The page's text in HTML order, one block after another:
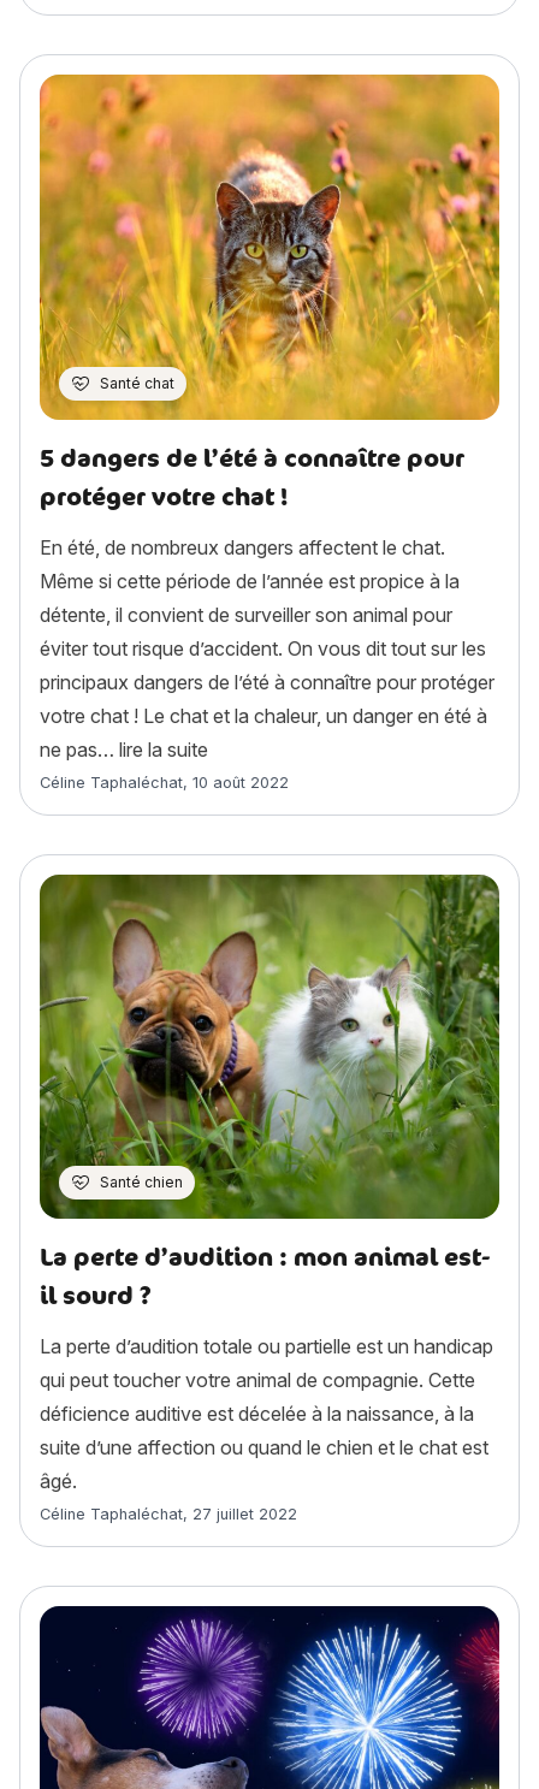
Santé chat
5 dangers de l’été à connaître pour
protéger votre chat !
En été, de nombreux dangers affectent le chat.
Même si cette période de l’année est propice à la
détente, il convient de surveiller son animal pour
éviter tout risque d’accident. On vous dit tout sur les
principaux dangers de l’été à connaître pour protéger
votre chat ! Le chat et la chaleur, un danger en été à
ne pas… lire la suite
Article rédigé par
Céline Taphaléchat, 10 août 2022
Santé chien
La perte d’audition : mon animal est-
il sourd ?
La perte d’audition totale ou partielle est un handicap
qui peut toucher votre animal de compagnie. Cette
déficience auditive est décelée à la naissance, à la
suite d’une affection ou quand le chien et le chat est
âgé.
Article rédigé par
Céline Taphaléchat, 27 juillet 2022